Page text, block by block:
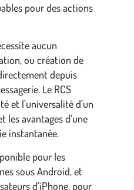
pour des actions
aucun
ou création de
depuis
Le RCS
et l’universalité d’un
les avantages d’une
instantanée.
pour les
sous Android, et
d’iPhone, pour